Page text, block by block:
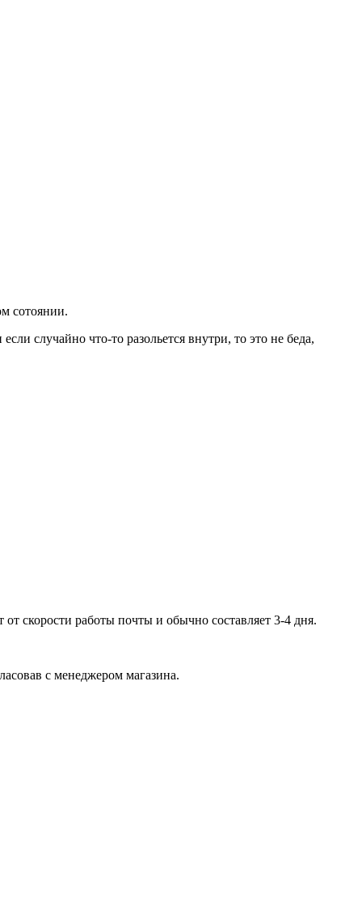
сотоянии.
случайно что-то разольется внутри, то это не беда,
скорости работы почты и обычно составляет 3-4 дня.
с менеджером магазина.